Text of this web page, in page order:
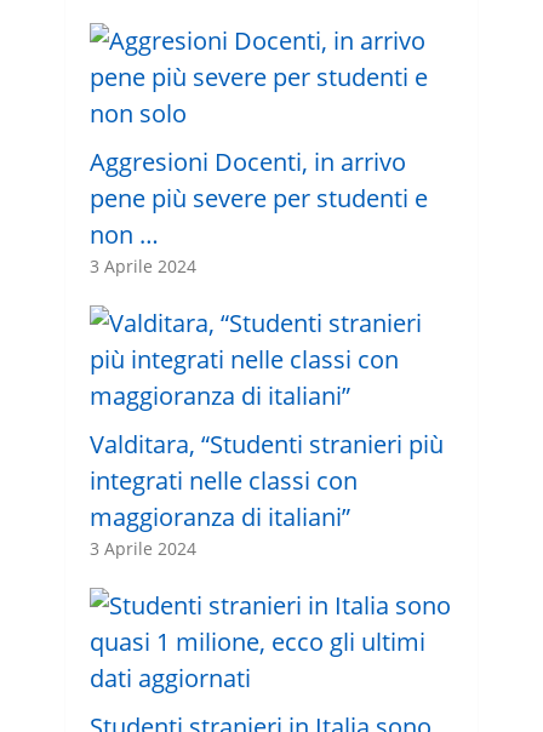
Aggresioni Docenti, in arrivo
pene più severe per studenti e
non …
3 Aprile 2024
Valditara, “Studenti stranieri più
integrati nelle classi con
maggioranza di italiani”
3 Aprile 2024